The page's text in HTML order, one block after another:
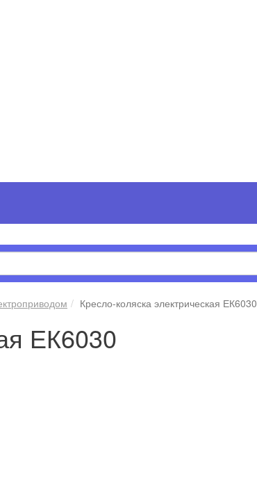
Кресло-коляска электрическая ЕК6030
ЕК6030